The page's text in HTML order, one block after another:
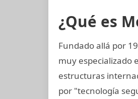
¿Qué es
Fundado allá por
muy especializado
estructuras
por "tecnología